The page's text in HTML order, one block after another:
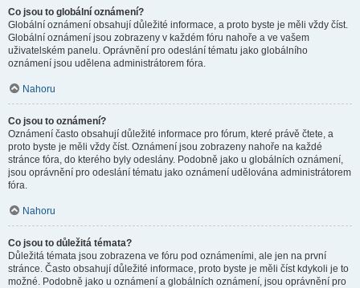
Co jsou to globální oznámení?
Globální oznámení obsahují důležité informace, a proto byste je měli vždy číst.
Globální oznámení jsou zobrazeny v každém fóru nahoře a ve vašem
uživatelském panelu. Oprávnění pro odeslání tématu jako globálního
oznámení jsou udělena administrátorem fóra.
Nahoru
Co jsou to oznámení?
Oznámení často obsahují důležité informace pro fórum, které právě čtete, a
proto byste je měli vždy číst. Oznámení jsou zobrazeny nahoře na každé
stránce fóra, do kterého byly odeslány. Podobně jako u globálních oznámení,
jsou oprávnění pro odeslání tématu jako oznámení udělována administrátorem
fóra.
Nahoru
Co jsou to důležitá témata?
Důležitá témata jsou zobrazena ve fóru pod oznámeními, ale jen na první
stránce. Často obsahují důležité informace, proto byste je měli číst kdykoli je to
možné. Podobně jako u oznámení a globálních oznámení, jsou oprávnění pro